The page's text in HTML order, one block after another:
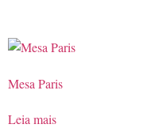
Mesa Paris
Leia mais